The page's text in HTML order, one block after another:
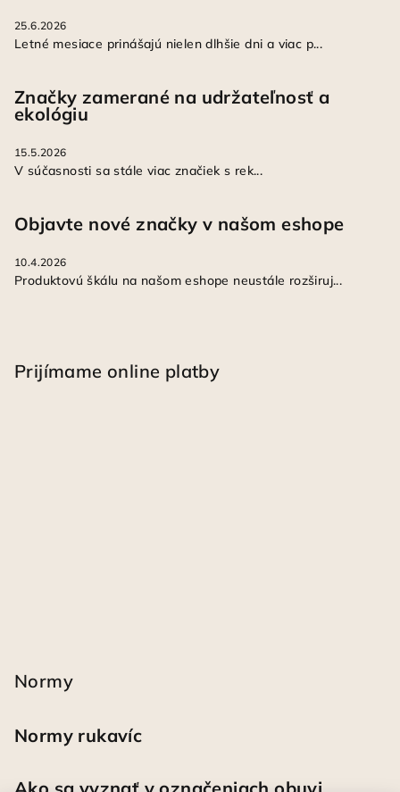
25.6.2026
Letné mesiace prinášajú nielen dlhšie dni a viac p...
Značky zamerané na udržateľnosť a
ekológiu
15.5.2026
V súčasnosti sa stále viac značiek s rek...
Objavte nové značky v našom eshope
10.4.2026
Produktovú škálu na našom eshope neustále rozširuj...
Prijímame online platby
Normy
Normy rukavíc